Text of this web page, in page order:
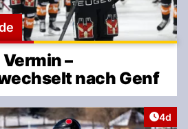
–
nach Genf
4d